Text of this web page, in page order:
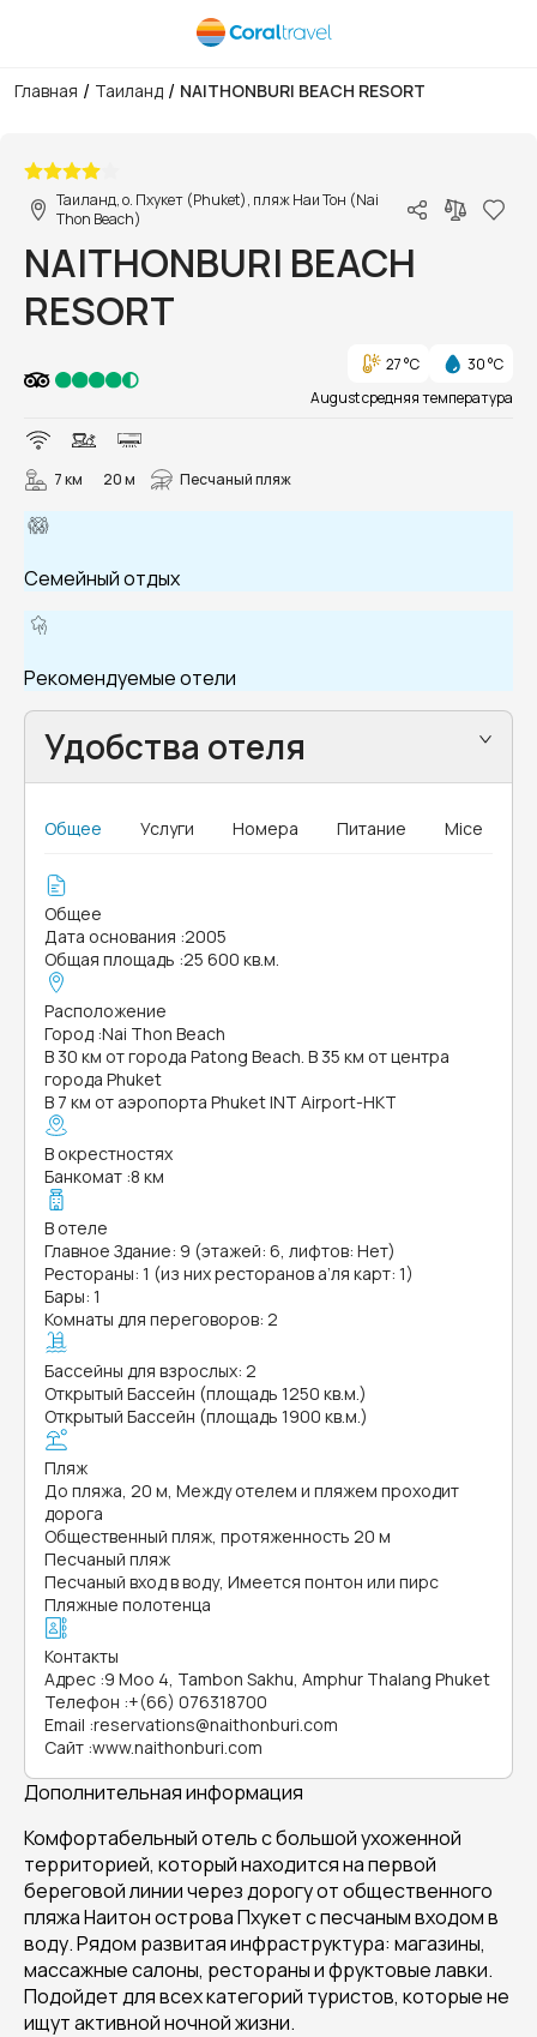
Главная / Таиланд / NAITHONBURI BEACH RESORT
Таиланд, о. Пхукет (Phuket), пляж Наи Тон (Nai
Thon Beach)
NAITHONBURI BEACH
RESORT
27 °C
30 °C
August средняя температура
7 км 20 м Песчаный пляж
Семейный отдых
Рекомендуемые отели
Удобства отеля
Общее Услуги Номера Питание Mice
Общее
Дата основания :2005
Общая площадь :25 600 кв.м.
Расположение
Город :Nai Thon Beach
В 30 км от города Patong Beach. В 35 км от центра
города Phuket
В 7 км от аэропорта Phuket INT Airport-HKT
В окрестностях
Банкомат :8 км
В отеле
Главное Здание: 9 (этажей: 6, лифтов: Нет)
Рестораны: 1 (из них ресторанов а’ля карт: 1)
Бары: 1
Комнаты для переговоров: 2
Бассейны для взрослых: 2
Открытый Бассейн (площадь 1250 кв.м.)
Открытый Бассейн (площадь 1900 кв.м.)
Пляж
До пляжа, 20 м, Между отелем и пляжем проходит
дорога
Общественный пляж, протяженность 20 м
Песчаный пляж
Песчаный вход в воду, Имеется понтон или пирс
Пляжные полотенца
Контакты
Адрес :9 Moo 4, Tambon Sakhu, Amphur Thalang Phuket
Телефон :+(66) 076318700
Email :reservations@naithonburi.com
Сайт :www.naithonburi.com
Дополнительная информация
Комфортабельный отель с большой ухоженной
территорией, который находится на первой
береговой линии через дорогу от общественного
пляжа Наитон острова Пхукет с песчаным входом в
воду. Рядом развитая инфраструктура: магазины,
массажные салоны, рестораны и фруктовые лавки.
Подойдет для всех категорий туристов, которые не
ищут активной ночной жизни.